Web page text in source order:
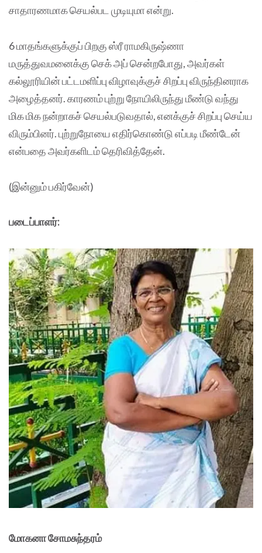
சாதாரணமாக செயல்பட முடியுமா என்று.
6 மாதங்களுக்குப் பிறகு ஸ்ரீ ராமகிருஷ்ணா
மருத்துவமனைக்கு செக் அப் சென்றபோது, அவர்கள்
கல்லூரியின் பட்டமளிப்பு விழாவுக்குச் சிறப்பு விருந்தினராக
அழைத்தனர். காரணம் புற்று நோயிலிருந்து மீண்டு வந்து
மிக மிக நன்றாகச் செயல்படுவதால், எனக்குச் சிறப்பு செய்ய
விரும்பினர். புற்றுநோயை எதிர்கொண்டு எப்படி மீண்டேன்
என்பதை அவர்களிடம் தெரிவித்தேன்.
(இன்னும் பகிர்வேன்)
படைப்பாளர்:
மோகனா சோமசுந்தரம்